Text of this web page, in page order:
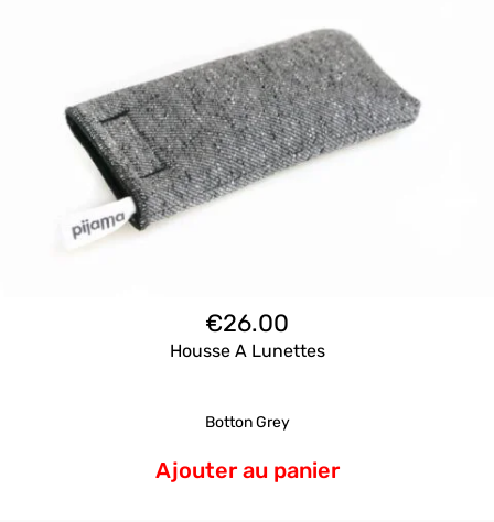
€26.00
Housse A Lunettes
Botton Grey
Ajouter au panier